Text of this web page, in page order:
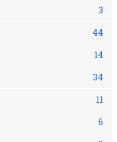
3
44
14
34
11
6